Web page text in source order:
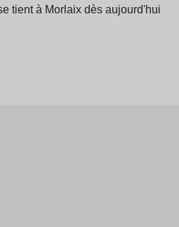
tient à Morlaix dès aujourd'hui